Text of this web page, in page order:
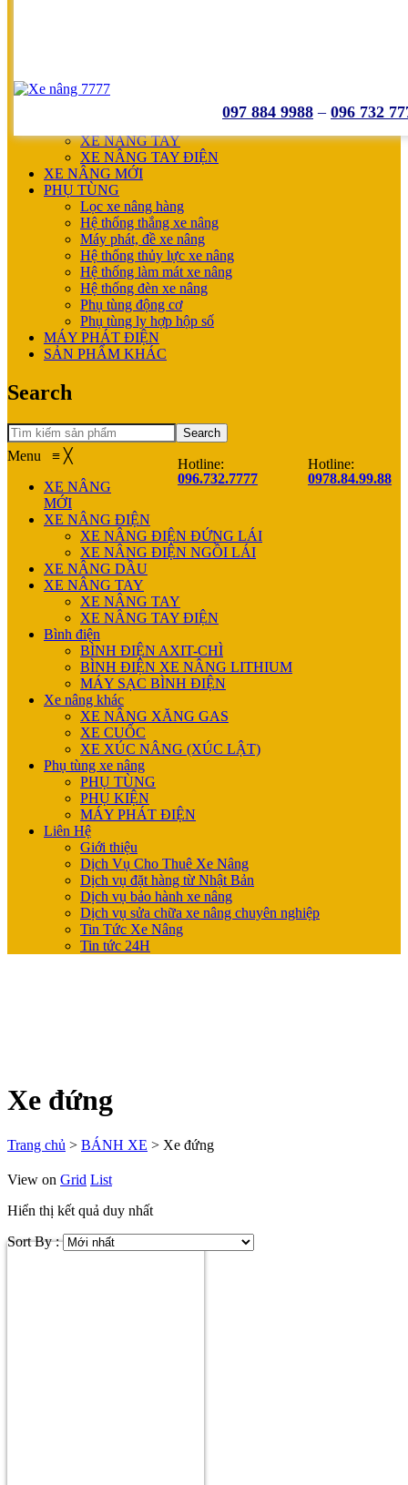
XE NÂNG HOÀN THIỆN CHO KHÁCH
XE NÂNG TAY
XE NÂNG TAY ĐIỆN
XE NÂNG MỚI
PHỤ TÙNG
Lọc xe nâng hàng
Hệ thống thắng xe nâng
Máy phát, đề xe nâng
Hệ thống thủy lực xe nâng
Hệ thống làm mát xe nâng
Hệ thống đèn xe nâng
Phụ tùng động cơ
Phụ tùng ly hợp hộp số
MÁY PHÁT ĐIỆN
SẢN PHẨM KHÁC
Search
Search
Hotline:
096.732.7777
Hotline:
0978.84.99.88
Menu ≡ ╳
XE NÂNG
MỚI
XE NÂNG ĐIỆN
XE NÂNG ĐIỆN ĐỨNG LÁI
XE NÂNG ĐIỆN NGỒI LÁI
XE NÂNG DẦU
XE NÂNG TAY
XE NÂNG TAY
XE NÂNG TAY ĐIỆN
Bình điện
BÌNH ĐIỆN AXIT-CHÌ
BÌNH ĐIỆN XE NÂNG LITHIUM
MÁY SẠC BÌNH ĐIỆN
Xe nâng khác
XE NÂNG XĂNG GAS
XE CUỐC
XE XÚC NÂNG (XÚC LẬT)
Phụ tùng xe nâng
PHỤ TÙNG
PHỤ KIỆN
MÁY PHÁT ĐIỆN
Liên Hệ
Giới thiệu
Dịch Vụ Cho Thuê Xe Nâng
Dịch vụ đặt hàng từ Nhật Bản
Dịch vụ bảo hành xe nâng
Dịch vụ sửa chữa xe nâng chuyên nghiệp
Tin Tức Xe Nâng
Tin tức 24H
097 884 9988 – 096 732
Xe đứng
Trang chủ > BÁNH XE > Xe đứng
View on Grid List
Hiển thị kết quả duy nhất
Sort By :